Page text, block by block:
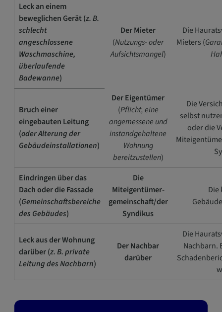
Leck an einem
beweglichen Gerät(z. B.
schlecht
angeschlossene
Waschmaschine,
überlaufende
Badewanne)
Der Mieter
(Nutzungs- oder
Aufsichtsmangel)
Die
Mieters (
Bruch einer
eingebauten Leitung
(oder Alterung der
Gebäudeinstallationen)
Der Eigentümer
(Pflicht, eine
angemessene und
instandgehaltene
Wohnung
bereitzustellen)
Die
selbst
oder die
Eindringen über das
Dach oder die Fassade
(Gemeinschaftsbereiche
des Gebäudes)
Die
Miteigentümer-
gemeinschaft/der
Syndikus
Die
Leck aus der Wohnung
darüber(z. B. private
Leitung des Nachbarn)
Der Nachbar
darüber
Die
Nachbarn.